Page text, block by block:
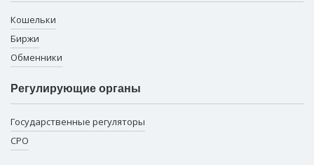
Кошельки
Биржи
Обменники
Регулирующие органы
Государственные регуляторы
СРО